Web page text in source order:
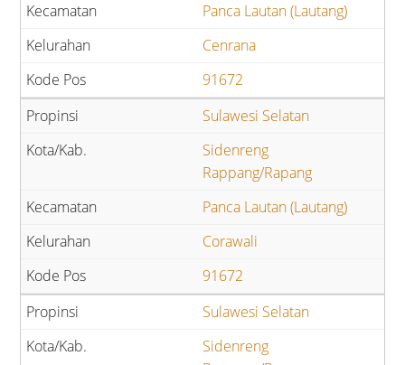
Panca Lautan (Lautang)
Cenrana
91672
Sulawesi Selatan
Sidenreng
Rappang/Rapang
Panca Lautan (Lautang)
Corawali
91672
Sulawesi Selatan
Sidenreng